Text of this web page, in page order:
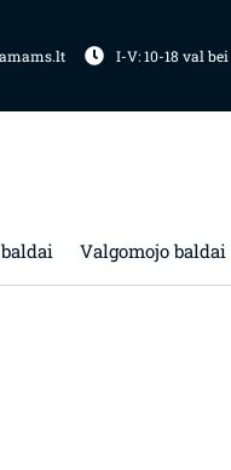
I-V: 10-18 val
Valgomojo baldai